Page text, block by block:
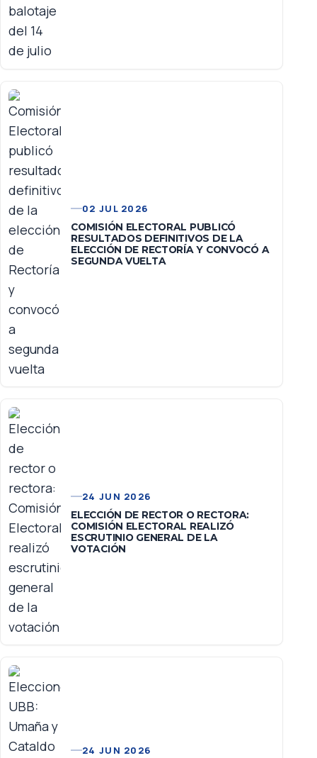
02 JUL 2026
COMISIÓN ELECTORAL PUBLICÓ
RESULTADOS DEFINITIVOS DE LA
ELECCIÓN DE RECTORÍA Y CONVOCÓ A
SEGUNDA VUELTA
24 JUN 2026
ELECCIÓN DE RECTOR O RECTORA:
COMISIÓN ELECTORAL REALIZÓ
ESCRUTINIO GENERAL DE LA
VOTACIÓN
24 JUN 2026